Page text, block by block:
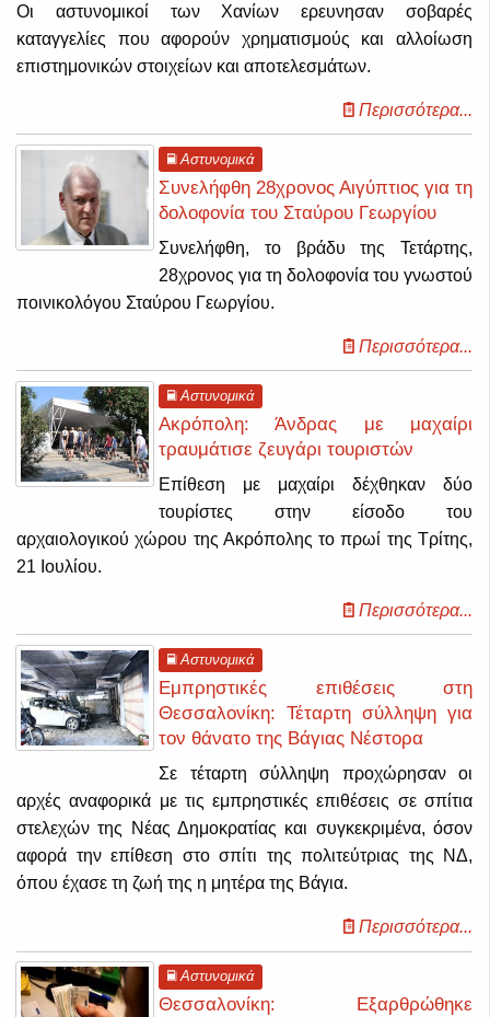
Οι αστυνομικοί των Χανίων ερευνησαν σοβαρές
καταγγελίες που αφορούν χρηματισμούς και αλλοίωση
επιστημονικών στοιχείων και αποτελεσμάτων.
Περισσότερα...
Αστυνομικά
Συνελήφθη 28χρονος Αιγύπτιος για τη
δολοφονία του Σταύρου Γεωργίου
Συνελήφθη, το βράδυ της Τετάρτης,
28χρονος για τη δολοφονία του γνωστού
ποινικολόγου Σταύρου Γεωργίου.
Περισσότερα...
Αστυνομικά
Ακρόπολη: Άνδρας με μαχαίρι
τραυμάτισε ζευγάρι τουριστών
Επίθεση με μαχαίρι δέχθηκαν δύο
τουρίστες στην είσοδο του
αρχαιολογικού χώρου της Ακρόπολης το πρωί της Τρίτης,
21 Ιουλίου.
Περισσότερα...
Αστυνομικά
Εμπρηστικές επιθέσεις στη
Θεσσαλονίκη: Τέταρτη σύλληψη για
τον θάνατο της Βάγιας Νέστορα
Σε τέταρτη σύλληψη προχώρησαν οι
αρχές αναφορικά με τις εμπρηστικές επιθέσεις σε σπίτια
στελεχών της Νέας Δημοκρατίας και συγκεκριμένα, όσον
αφορά την επίθεση στο σπίτι της πολιτεύτριας της ΝΔ,
όπου έχασε τη ζωή της η μητέρα της Βάγια.
Περισσότερα...
Αστυνομικά
Θεσσαλονίκη: Εξαρθρώθηκε